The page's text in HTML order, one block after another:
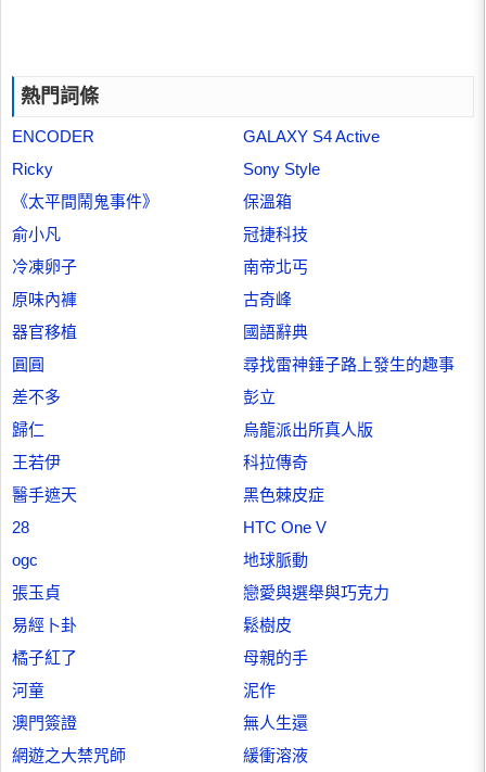
熱門詞條
ENCODER
GALAXY S4 Active
Ricky
Sony Style
《太平間鬧鬼事件》
保溫箱
俞小凡
冠捷科技
冷凍卵子
南帝北丐
原味內褲
古奇峰
器官移植
國語辭典
圓圓
尋找雷神錘子路上發生的趣事
差不多
彭立
歸仁
烏龍派出所真人版
王若伊
科拉傳奇
醫手遮天
黑色棘皮症
28
HTC One V
ogc
地球脈動
張玉貞
戀愛與選舉與巧克力
易經卜卦
鬆樹皮
橘子紅了
母親的手
河童
泥作
澳門簽證
無人生還
網遊之大禁咒師
緩衝溶液